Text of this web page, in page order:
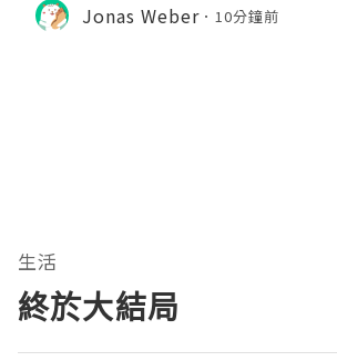
Jonas Weber 10分鐘前
生活
終於大結局